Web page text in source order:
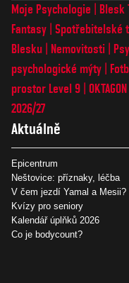
Moje Psychologie Blesk
Fantasy Spotřebitelské
Blesku
Nemovitosti
psychologické mýty
prostor Level 9
2026/27
Aktuálně
Epicentrum
Neštovice: příznaky, léčba
V čem jezdí Yamal a Mesii?
Kvízy pro seniory
Kalendář úplňků 2026
Co je bodycount?